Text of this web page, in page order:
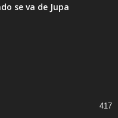
se va de Jupa
417